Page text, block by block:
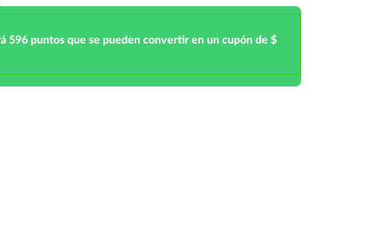
596 puntos que se pueden convertir en un cupón de $